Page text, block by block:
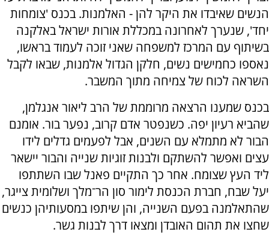
הנשים שאיבדו את היקר להן - האלמנות. בכנס 'צומחות
יחד', שנערך לאחרונה במכללת אורות ישראל באלקנה
בשיתוף עם המרכז למשפחה שאני זוכה לעמוד בראשו,
נאספו כחמישים נשים, חלקן הגדול אלמנות, שבאו לקבל
השראה לכוח של צמיחה מתוך המשבר.
בכנס שמענו הרצאה מרוממת של הרב ליאור אנגלמן,
שהביא רעיון יפה. כשנפטר אדם קרוב, נפער בור. אומנם
הבור לא מתמלא עם השנים, אבל לפעמים גדלים לידו
עצים ואפשר להשתקם ולבנות זוגיות שנייה והבור יישאר
ליד העץ שצומח. אחר כך התקיים פאנל שבו השתתפו
יעל שבח, חברת הכנסת לימור סון הר־מלך ושלומית צייגר,
שהתאלמנה בפעם השנייה, והן שיתפו במסעותיהן כנשים
שחצו את תהום האובדן ומצאו דרך לבנות גשר.